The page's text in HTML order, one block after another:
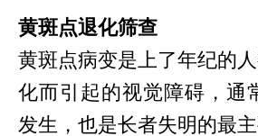
黄斑点退化筛查
黄斑点病变是上了年纪的
化而引起的视觉障碍，通
发生，也是长者失明的最主